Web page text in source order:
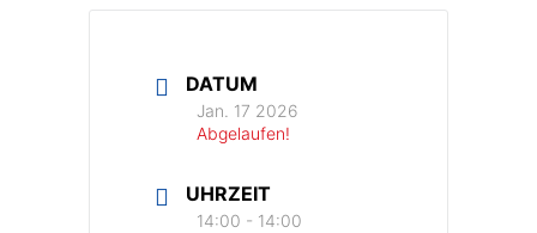
DATUM
Jan. 17 2026
Abgelaufen!
UHRZEIT
14:00 - 14:00